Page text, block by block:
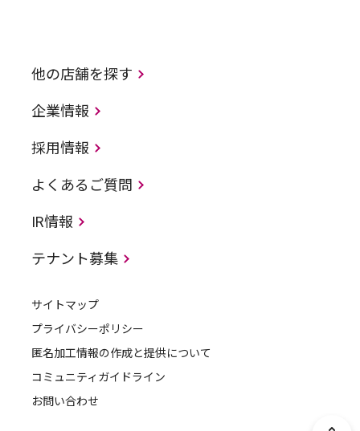
他の店舗を探す
企業情報
採用情報
よくあるご質問
IR情報
テナント募集
サイトマップ
プライバシーポリシー
匿名加工情報の作成と提供について
コミュニティガイドライン
お問い合わせ